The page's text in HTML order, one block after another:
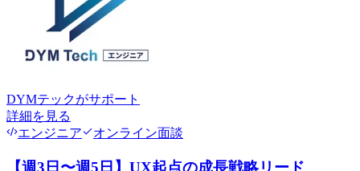
DYMテックがサポート
詳細を見る
エンジニア
オンライン面談
【週3日〜週5日】UX起点の成長戦略リード